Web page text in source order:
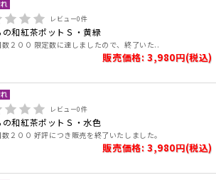
レビュー0件
の和紅茶ポットＳ・黄緑
数２００ 限定数に達しましたので、終了いた..
販売価格: 3,980円(税込)
レビュー0件
の和紅茶ポットＳ・水色
２００ 好評につき販売を終了いたしました。
販売価格: 3,980円(税込)